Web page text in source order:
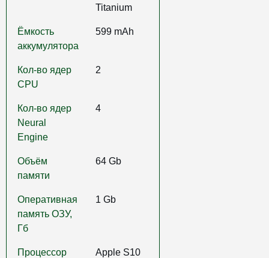
Titanium
Ёмкость
аккумулятора
599 mAh
Кол-во ядер
CPU
2
Кол-во ядер
Neural
Engine
4
Объём
памяти
64 Gb
Оперативная
память ОЗУ,
Гб
1 Gb
Процессор
Apple S10